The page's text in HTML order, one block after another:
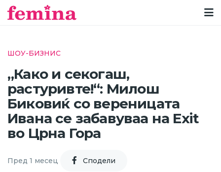
ШОУ-БИЗНИС
„Како и секогаш,
растуривте!“: Милош
Биковиќ со вереницата
Ивана се забавуваа на Exit
во Црна Гора
Пред 1 месец Cподели